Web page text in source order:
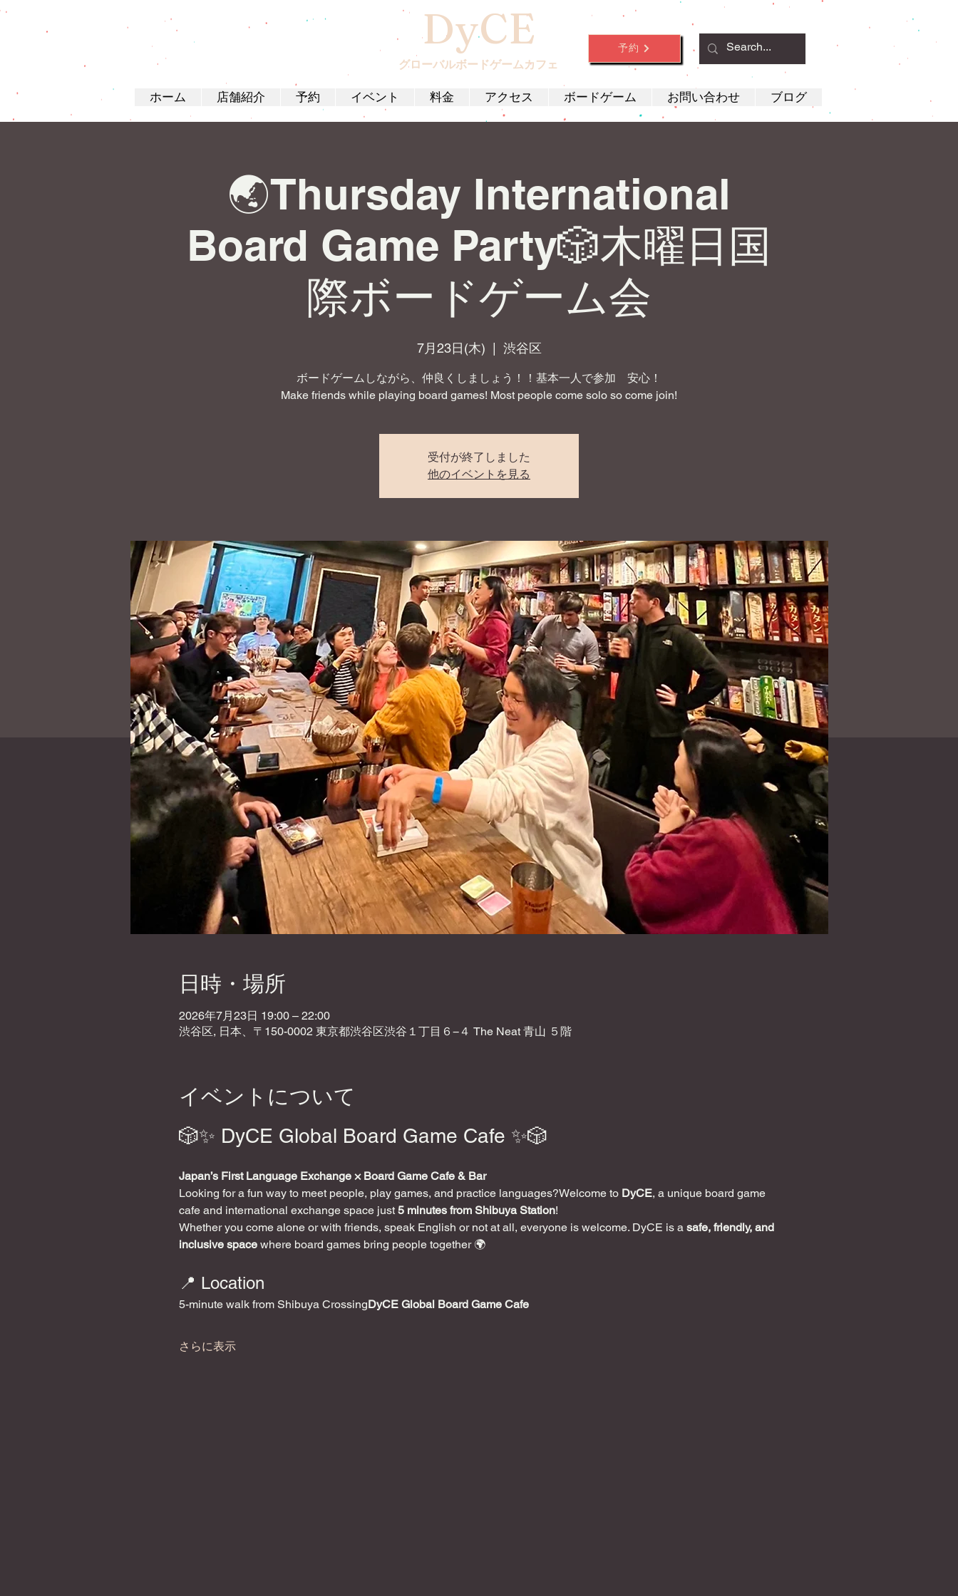
DyCE
グローバルボードゲームカフェ
予約
ホーム 店舗紹介 予約 イベント 料金 アクセス ボードゲーム お問い合わせ ブログ
🌏Thursday International
Board Game Party🎲木曜日国
際ボードゲーム会
7月23日(木) 渋谷区
ボードゲームしながら、仲良くしましょう！！基本一人で参加 安心！
Make friends while playing board games! Most people come solo so come join!
受付が終了しました
他のイベントを見る
日時・場所
2026年7月23日 19:00 – 22:00
渋谷区, 日本、〒150-0002 東京都渋谷区渋谷１丁目６−４ The Neat 青山 ５階
イベントについて
🎲✨ DyCE Global Board Game Cafe ✨🎲
Japan’s First Language Exchange × Board Game Cafe & Bar
Looking for a fun way to meet people, play games, and practice languages?Welcome to DyCE, a unique board game
cafe and international exchange space just 5 minutes from Shibuya Station!
Whether you come alone or with friends, speak English or not at all, everyone is welcome. DyCE is a safe, friendly, and
inclusive space where board games bring people together 🌍
📍 Location
5-minute walk from Shibuya CrossingDyCE Global Board Game Cafe
さらに表示